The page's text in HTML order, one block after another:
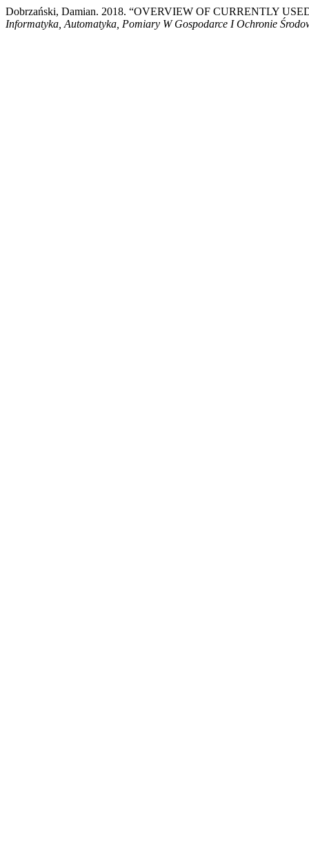
Dobrzański, Damian. 2018. “OVERVIEW OF CURRENTLY
Informatyka, Automatyka, Pomiary W Gospodarce I Ochronie